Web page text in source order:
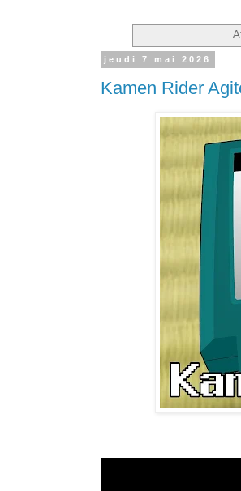
jeudi 7 mai 2026
Kamen Rider